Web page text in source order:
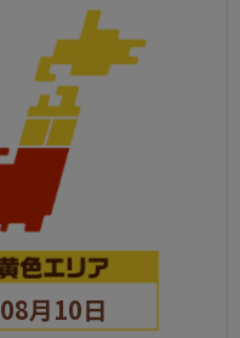
08月10日